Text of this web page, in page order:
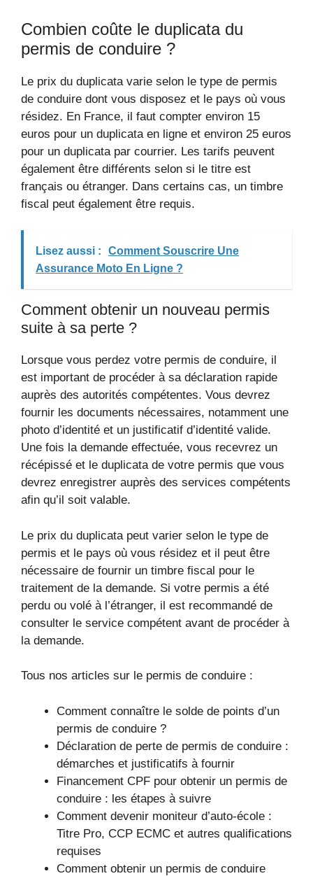
Combien coûte le duplicata du
permis de conduire ?
Le prix du duplicata varie selon le type de permis
de conduire dont vous disposez et le pays où vous
résidez. En France, il faut compter environ 15
euros pour un duplicata en ligne et environ 25 euros
pour un duplicata par courrier. Les tarifs peuvent
également être différents selon si le titre est
français ou étranger. Dans certains cas, un timbre
fiscal peut également être requis.
Lisez aussi :
Comment Souscrire Une
Assurance Moto En Ligne ?
Comment obtenir un nouveau permis
suite à sa perte ?
Lorsque vous perdez votre permis de conduire, il
est important de procéder à sa déclaration rapide
auprès des autorités compétentes. Vous devrez
fournir les documents nécessaires, notamment une
photo d’identité et un justificatif d’identité valide.
Une fois la demande effectuée, vous recevrez un
récépissé et le duplicata de votre permis que vous
devrez enregistrer auprès des services compétents
afin qu’il soit valable.
Le prix du duplicata peut varier selon le type de
permis et le pays où vous résidez et il peut être
nécessaire de fournir un timbre fiscal pour le
traitement de la demande. Si votre permis a été
perdu ou volé à l’étranger, il est recommandé de
consulter le service compétent avant de procéder à
la demande.
Tous nos articles sur le permis de conduire :
Comment connaître le solde de points d’un
permis de conduire ?
Déclaration de perte de permis de conduire :
démarches et justificatifs à fournir
Financement CPF pour obtenir un permis de
conduire : les étapes à suivre
Comment devenir moniteur d’auto-école :
Titre Pro, CCP ECMC et autres qualifications
requises
Comment obtenir un permis de conduire